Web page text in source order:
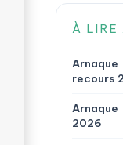
À LIRE
recours
2026